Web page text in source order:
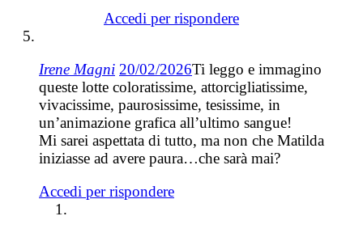
Accedi per rispondere
Irene Magni 20/02/2026Ti leggo e immagino
queste lotte coloratissime, attorcigliatissime,
vivacissime, paurosissime, tesissime, in
un’animazione grafica all’ultimo sangue!
Mi sarei aspettata di tutto, ma non che Matilda
iniziasse ad avere paura…che sarà mai?
Accedi per rispondere